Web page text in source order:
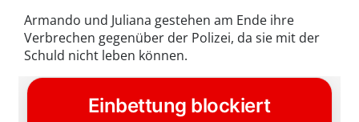
Armando und Juliana gestehen am Ende ihre
Verbrechen gegenüber der Polizei, da sie mit der
Schuld nicht leben können.